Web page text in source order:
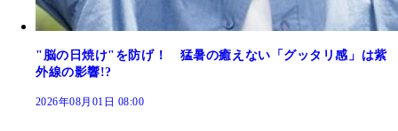
"脳の日焼け"を防げ！ 猛暑の癒えない「グッタリ感」は紫
外線の影響!?
2026年08月01日 08:00